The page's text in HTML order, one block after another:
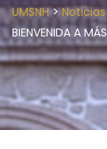
UMSNH>Noticias
BIENVENIDA A